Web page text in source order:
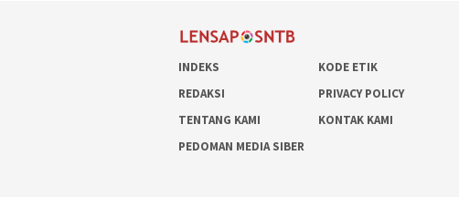
INDEKS KODE ETIK
REDAKSI
PRIVACY POLICY
TENTANG KAMI
KONTAK KAMI
PEDOMAN MEDIA SIBER